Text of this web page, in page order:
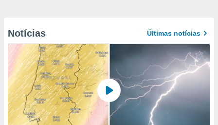
Notícias Últimas notícias